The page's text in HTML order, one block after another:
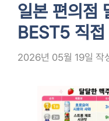
일본 편의점
BEST5 직접
2026년 05월 19일 작